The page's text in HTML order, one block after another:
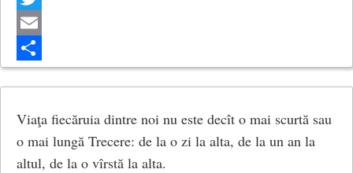
Dincolo de drum
Cât s-ajungă toate
Pulbere şi scrum.
Eu mai vin pe-acasă,
Twitter
Email
Share
Viaţa fiecăruia dintre noi nu este decît o mai scurtă sau
o mai lungă Trecere: de la o zi la alta, de la un an la
altul, de la o vîrstă la alta.